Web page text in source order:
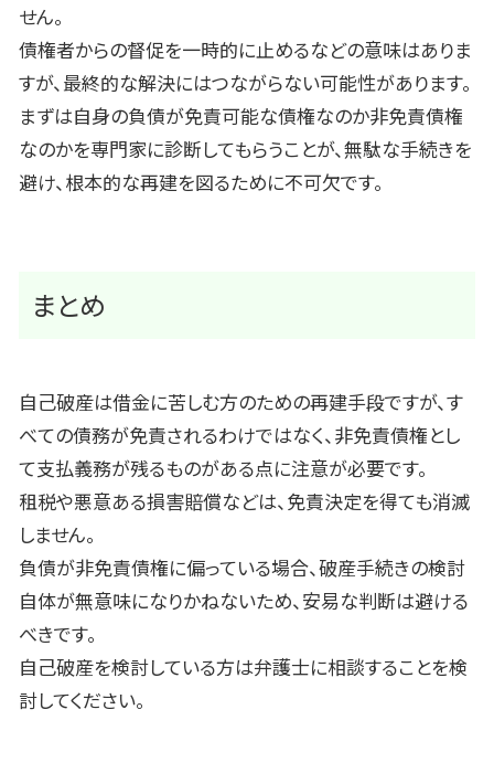
せん。
債権者からの督促を一時的に止めるなどの意味はありま
すが、最終的な解決にはつながらない可能性があります。
まずは自身の負債が免責可能な債権なのか非免責債権
なのかを専門家に診断してもらうことが、無駄な手続きを
避け、根本的な再建を図るために不可欠です。
まとめ
自己破産は借金に苦しむ方のための再建手段ですが、す
べての債務が免責されるわけではなく、非免責債権とし
て支払義務が残るものがある点に注意が必要です。
租税や悪意ある損害賠償などは、免責決定を得ても消滅
しません。
負債が非免責債権に偏っている場合、破産手続きの検討
自体が無意味になりかねないため、安易な判断は避ける
べきです。
自己破産を検討している方は弁護士に相談することを検
討してください。